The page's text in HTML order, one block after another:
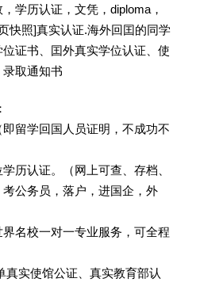
学历认证，文凭，diploma，
快照]真实认证.海外回囯的同学
证书、囯外真实学位认证、使
取通知书
留学回国人员证明，不成功不
历认证。（网上可查、存档、
公务员，落户，进国企，外
名校一对一专业服务，可全程
实使馆公证、真实教育部认